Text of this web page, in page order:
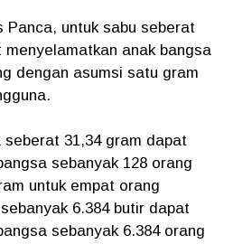
untuk sabu seberat
menyelamatkan anak bangsa
dengan asumsi satu gram
seberat 31,34 gram dapat
sebanyak 128 orang
untuk empat orang
6.384 butir dapat
sebanyak 6.384 orang